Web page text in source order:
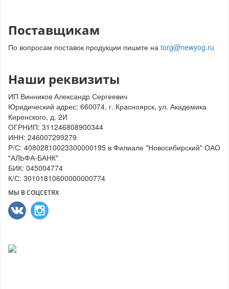
Поставщикам
По вопросам поставок продукции пишите на torg@newyog.ru
Наши реквизиты
ИП Винников Александр Сергеевич
Юридический адрес: 660074, г. Красноярск, ул. Академика
Киренского, д. 2И
ОГРНИП: 311246808900344
ИНН: 246007299279
Р/С: 40802810023300000195 в Филиале "Новосибирский" ОАО
"АЛЬФА-БАНК"
БИК: 045004774
К/С: 30101810600000000774
МЫ В СОЦСЕТЯХ